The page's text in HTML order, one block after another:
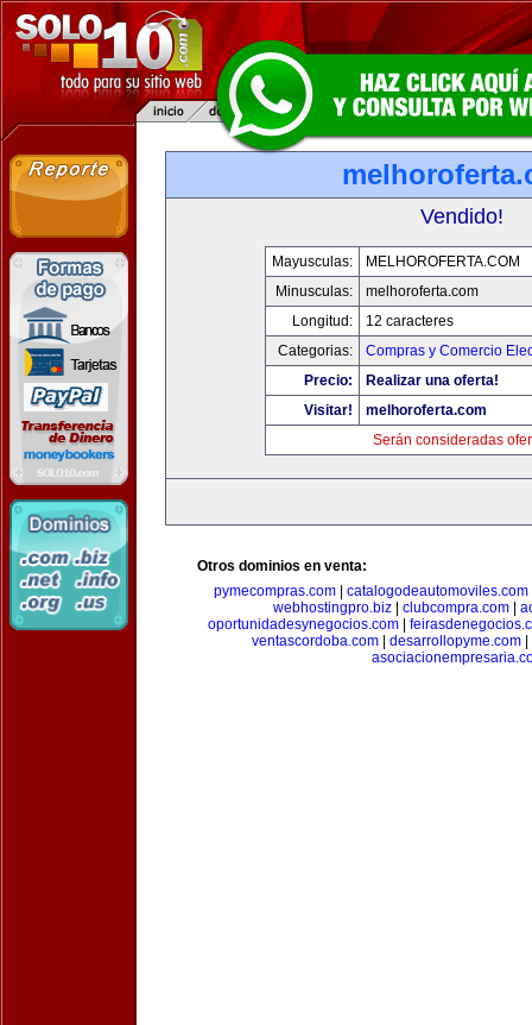
Vendido!
Mayusculas:
MELHOROFERTA.COM
Minusculas:
melhoroferta.com
Longitud:
12 caracteres
Categorias:
Compras y Comercio
Precio:
Realizar una oferta!
Visitar!
melhoroferta.com
Serán consideradas
Otros dominios en venta:
pymecompras.com| catalogodeautomoviles.com
webhostingpro.biz| clubcompra.com|
oportunidadesynegocios.com|
ventascordoba.com| desarrollopyme.com|